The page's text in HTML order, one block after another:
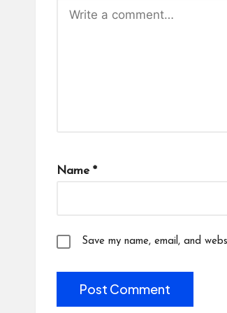
Name *
Save my name, email, and